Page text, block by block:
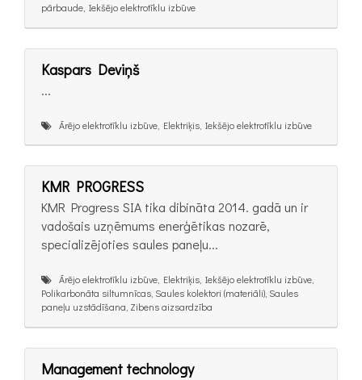
pārbaude, Iekšējo elektrotīklu izbūve
Kaspars Deviņš
...
Ārējo elektrotīklu izbūve, Elektriķis, Iekšējo elektrotīklu izbūve
KMR PROGRESS
KMR Progress SIA tika dibināta 2014. gadā un ir
vadošais uzņēmums enerģētikas nozarē,
specializējoties saules paneļu...
Ārējo elektrotīklu izbūve, Elektriķis, Iekšējo elektrotīklu izbūve,
Polikarbonāta siltumnīcas, Saules kolektori (materiāli), Saules
paneļu uzstādīšana, Zibens aizsardzība
Management technology